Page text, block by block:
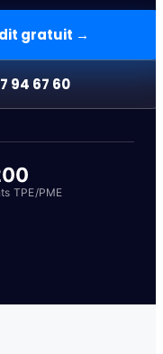
gratuit →
94 67 60
TPE/PME